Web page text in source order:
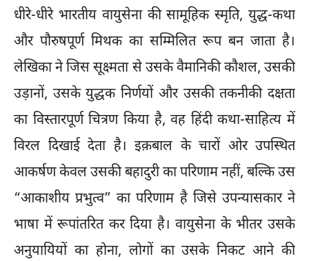
धीरे-धीरे भारतीय वायुसेना की सामूहिक स्मृति, युद्ध-कथा
और पौरुषपूर्ण मिथक का सम्मिलित रूप बन जाता है।
लेखिका ने जिस सूक्ष्मता से उसके वैमानिकी कौशल, उसकी
उड़ानों, उसके युद्धक निर्णयों और उसकी तकनीकी दक्षता
का विस्तारपूर्ण चित्रण किया है, वह हिंदी कथा-साहित्य में
विरल दिखाई देता है। इक़बाल के चारों ओर उपस्थित
आकर्षण केवल उसकी बहादुरी का परिणाम नहीं, बल्कि उस
“आकाशीय प्रभुत्व” का परिणाम है जिसे उपन्यासकार ने
भाषा में रूपांतरित कर दिया है। वायुसेना के भीतर उसके
अनुयायियों का होना, लोगों का उसके निकट आने की